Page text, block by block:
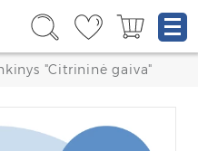
"Citrininė gaiva"